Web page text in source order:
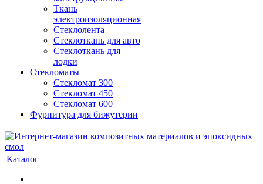
Ткань
электроизоляционная
Стеклолента
Стеклоткань для авто
Стеклоткань для
лодки
Стекломаты
Стекломат 300
Стекломат 450
Стекломат 600
Фурнитура для бижутерии
Каталог